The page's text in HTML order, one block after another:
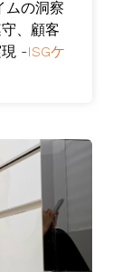
ムの洞察
、顧客
現 -ISGケ